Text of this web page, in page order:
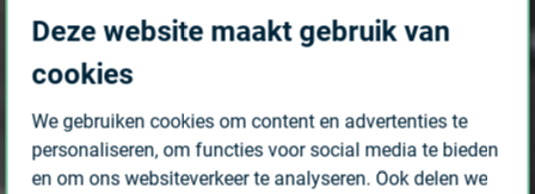
Deze website maakt gebruik van
cookies
We gebruiken cookies om content en advertenties te
personaliseren, om functies voor social media te bieden
en om ons websiteverkeer te analyseren. Ook delen we